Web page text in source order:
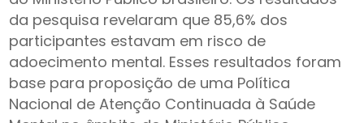
da pesquisa revelaram que 85,6% dos
participantes estavam em risco de
adoecimento mental. Esses resultados foram
base para proposição de uma Política
Nacional de Atenção Continuada à Saúde